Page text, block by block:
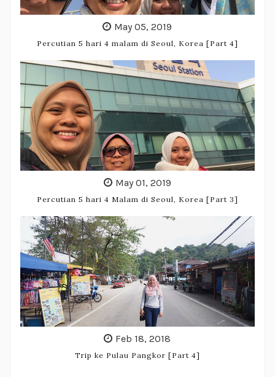
May 05, 2019
Percutian 5 hari 4 malam di Seoul, Korea [Part 4]
May 01, 2019
Percutian 5 hari 4 Malam di Seoul, Korea [Part 3]
Feb 18, 2018
Trip ke Pulau Pangkor [Part 4]